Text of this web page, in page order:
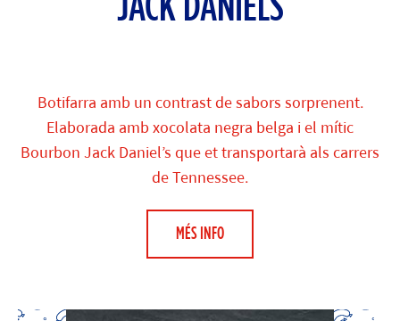
JACK DANIELS
Botifarra amb un contrast de sabors sorprenent.
Elaborada amb xocolata negra belga i el mític
Bourbon Jack Daniel’s que et transportarà als carrers
de Tennessee.
MÉS INFO